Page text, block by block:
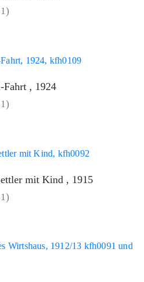
Fahrt , 1924
mit Kind , 1915